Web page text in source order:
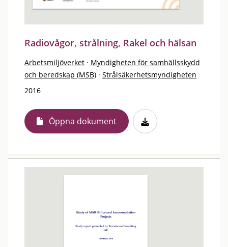
Radiovågor, strålning, Rakel och hälsan
Arbetsmiljöverket · Myndigheten för samhällsskydd
och beredskap (MSB) · Strålsäkerhetsmyndigheten
2016
Öppna dokument